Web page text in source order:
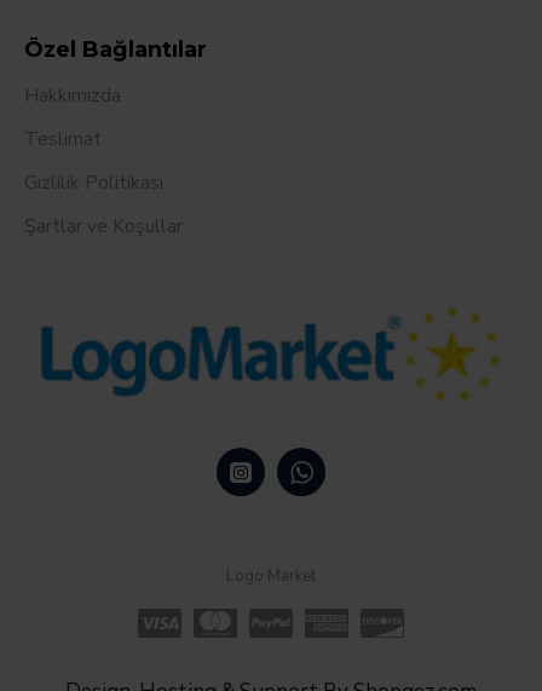
Özel Bağlantılar
Hakkımızda
Teslimat
Gizlilik Politikası
Şartlar ve Koşullar
Logo Market